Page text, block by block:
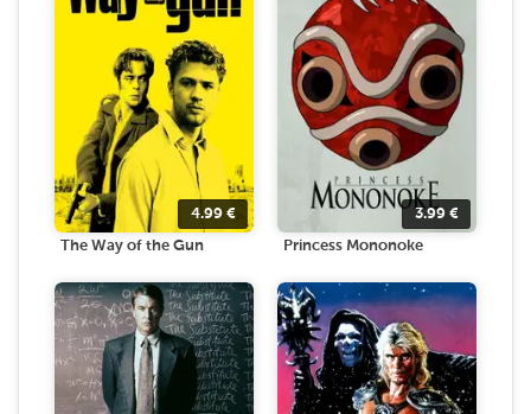
4.99 €
The Way of the Gun
3.99 €
Princess Mononoke